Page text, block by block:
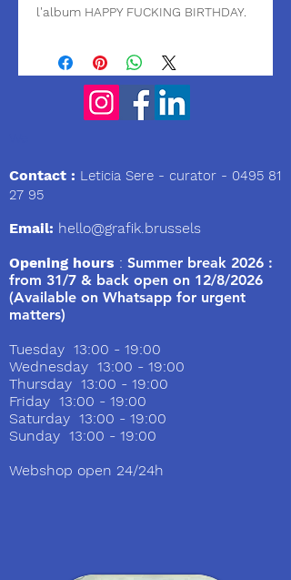
l'album HAPPY FUCKING BIRTHDAY.
Contact : Leticia Sere - curator - 0495 81
27 95
Email: hello@grafik.brussels
Opening hours : Summer break 2026 :
from 31/7 & back open on 12/8/2026
(Available on Whatsapp for urgent
matters)
Tuesday 13:00 - 19:00
Wednesday 13:00 - 19:00
Thursday 13:00 - 19:00
Friday 13:00 - 19:00
Saturday 13:00 - 19:00
Sunday 13:00 - 19:00
Webshop open 24/24h